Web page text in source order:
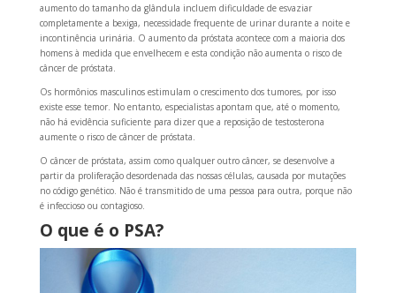
aumento do tamanho da glândula incluem dificuldade de esvaziar
completamente a bexiga, necessidade frequente de urinar durante a noite e
incontinência urinária. O aumento da próstata acontece com a maioria dos
homens à medida que envelhecem e esta condição não aumenta o risco de
câncer de próstata.
Os hormônios masculinos estimulam o crescimento dos tumores, por isso
existe esse temor. No entanto, especialistas apontam que, até o momento,
não há evidência suficiente para dizer que a reposição de testosterona
aumente o risco de câncer de próstata.
O câncer de próstata, assim como qualquer outro câncer, se desenvolve a
partir da proliferação desordenada das nossas células, causada por mutações
no código genético. Não é transmitido de uma pessoa para outra, porque não
é infeccioso ou contagioso.
O que é o PSA?